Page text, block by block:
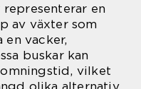
en
av växter som
en vacker,
buskar kan
vilket
olika alternativ